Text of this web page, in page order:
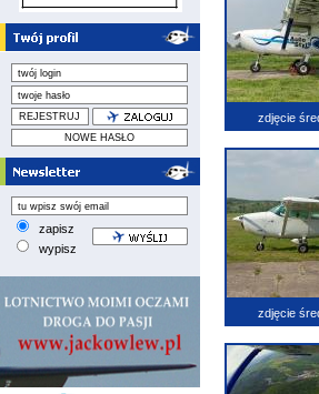
zapisz
wypisz
zdjęcie
zdjęcie